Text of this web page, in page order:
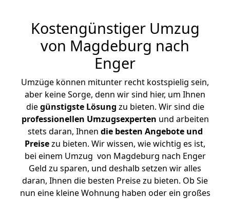
Kostengünstiger Umzug
von Magdeburg nach
Enger
Umzüge können mitunter recht kostspielig sein,
aber keine Sorge, denn wir sind hier, um Ihnen
diegünstigste Lösung zu bieten. Wir sind die
professionellen Umzugsexperten und arbeiten
stets daran, Ihnen die besten Angebote und
Preisezu bieten. Wir wissen, wie wichtig es ist,
bei einem Umzug von Magdeburg nach Enger
Geld zu sparen, und deshalb setzen wir alles
daran, Ihnen die besten Preise zu bieten. Ob Sie
nun eine kleine Wohnung haben oder ein großes